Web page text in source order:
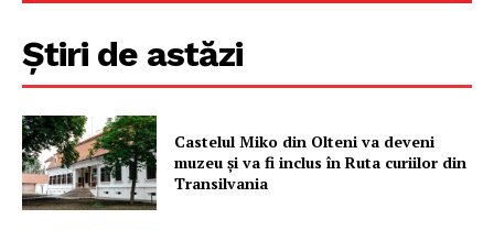
Știri de astăzi
Castelul Miko din Olteni va deveni
muzeu şi va fi inclus în Ruta curiilor din
Transilvania